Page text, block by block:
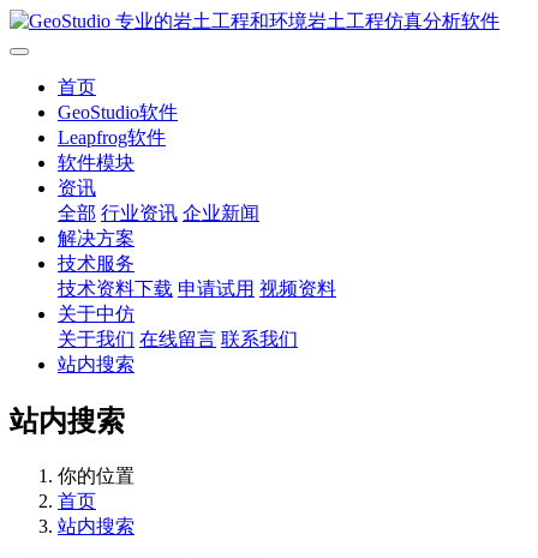
首页
GeoStudio软件
Leapfrog软件
软件模块
资讯
全部 行业资讯 企业新闻
解决方案
技术服务
技术资料下载 申请试用 视频资料
关于中仿
关于我们 在线留言 联系我们
站内搜索
站内搜索
你的位置
首页
站内搜索